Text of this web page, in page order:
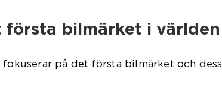
första bilmärket i världen
fokuserar på det första bilmärket och dess